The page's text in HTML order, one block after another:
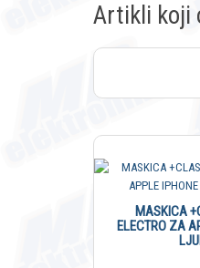
Artikli koji
MASKICA
ELECTRO ZA